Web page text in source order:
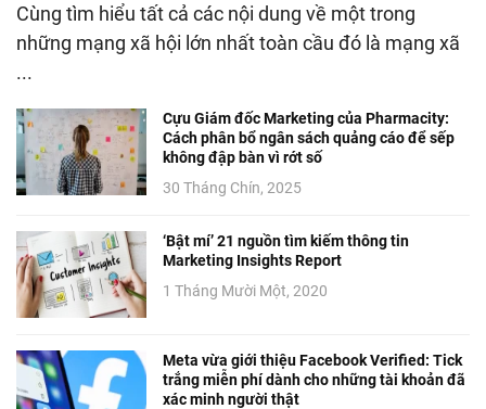
Cùng tìm hiểu tất cả các nội dung về một trong
những mạng xã hội lớn nhất toàn cầu đó là mạng xã
...
Cựu Giám đốc Marketing của Pharmacity:
Cách phân bổ ngân sách quảng cáo để sếp
không đập bàn vì rớt số
30 Tháng Chín, 2025
‘Bật mí’ 21 nguồn tìm kiếm thông tin
Marketing Insights Report
1 Tháng Mười Một, 2020
Meta vừa giới thiệu Facebook Verified: Tick
trắng miễn phí dành cho những tài khoản đã
xác minh người thật